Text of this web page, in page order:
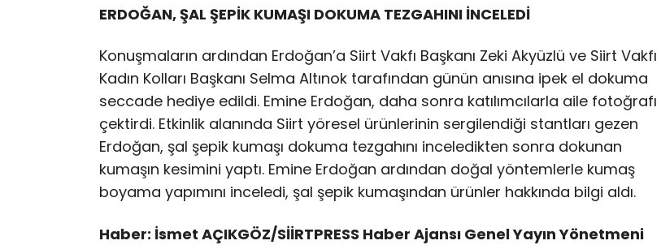
ERDOĞAN, ŞAL ŞEPİK KUMAŞI DOKUMA TEZGAHINI İNCELEDİ
Konuşmaların ardından Erdoğan’a Siirt Vakfı Başkanı Zeki Akyüzlü ve Siirt Vakfı
Kadın Kolları Başkanı Selma Altınok tarafından günün anısına ipek el dokuma
seccade hediye edildi. Emine Erdoğan, daha sonra katılımcılarla aile fotoğrafı
çektirdi. Etkinlik alanında Siirt yöresel ürünlerinin sergilendiği stantları gezen
Erdoğan, şal şepik kumaşı dokuma tezgahını inceledikten sonra dokunan
kumaşın kesimini yaptı. Emine Erdoğan ardından doğal yöntemlerle kumaş
boyama yapımını inceledi, şal şepik kumaşından ürünler hakkında bilgi aldı.
Haber: İsmet AÇIKGÖZ/SİİRTPRESS Haber Ajansı Genel Yayın Yönetmeni